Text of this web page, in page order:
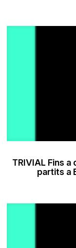
TRIVIAL Fins
partits a